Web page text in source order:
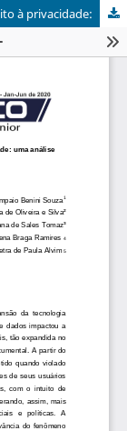
à privacidade: